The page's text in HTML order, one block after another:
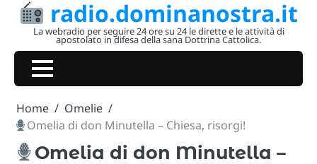
Skip
radio.dominanostra.it
La webradio per seguire 24 ore su 24 le dirette e le attività di
apostolato in difesa della sana Dottrina Cattolica.
Home
Omelie
Omelia di don Minutella – Chiesa, risorgi!
Omelia di don Minutella –